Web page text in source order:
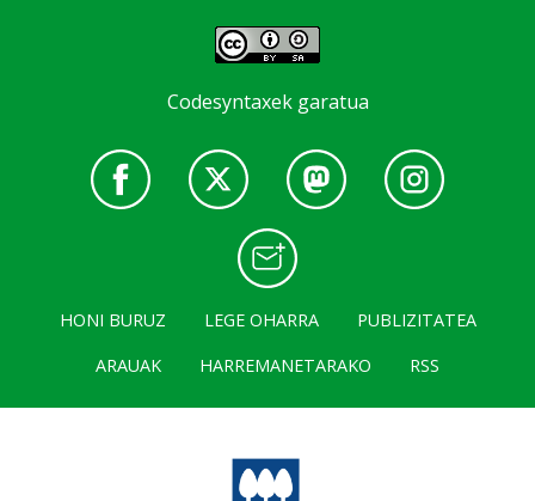
Codesyntaxek garatua
HONI BURUZ LEGE OHARRA
PUBLIZITATEA
ARAUAK
HARREMANETARAKO RSS